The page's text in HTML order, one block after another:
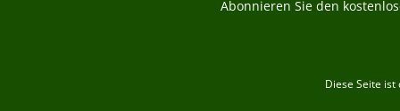
Abonnieren Sie den
Diese Seite